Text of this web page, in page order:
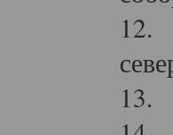
12.
13.